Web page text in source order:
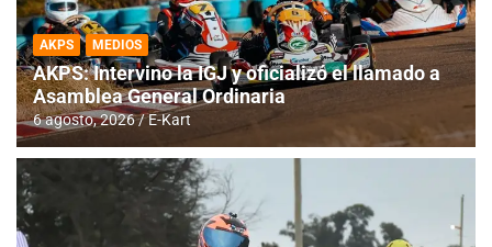
AKPS MEDIOS
AKPS: Intervino la IGJ y oficializó el llamado a
Asamblea General Ordinaria
6 agosto, 2026 E-Kart